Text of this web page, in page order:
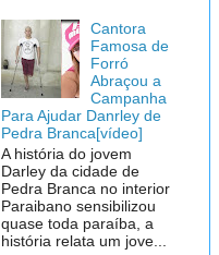
Cantora
Famosa de
Forró
Abraçou a
Campanha
Para Ajudar Danrley de
Pedra Branca[vídeo]
A história do jovem
Darley da cidade de
Pedra Branca no interior
Paraibano sensibilizou
quase toda paraíba, a
história relata um jove...